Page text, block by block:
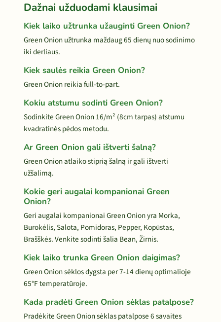
Dažnai užduodami klausimai
Kiek laiko užtrunka užauginti Green Onion?
Green Onion užtrunka maždaug 65 dienų nuo sodinimo
iki derliaus.
Kiek saulės reikia Green Onion?
Green Onion reikia full-to-part.
Kokiu atstumu sodinti Green Onion?
Sodinkite Green Onion 16/m² (8cm tarpas) atstumu
kvadratinės pėdos metodu.
Ar Green Onion gali ištverti šalną?
Green Onion atlaiko stiprią šalną ir gali ištverti
užšalimą.
Kokie geri augalai kompanionai Green
Onion?
Geri augalai kompanionai Green Onion yra Morka,
Burokėlis, Salota, Pomidoras, Pepper, Kopūstas,
Brašškės. Venkite sodinti šalia Bean, Žirnis.
Kiek laiko trunka Green Onion daigimas?
Green Onion sėklos dygsta per 7-14 dienų optimalioje
65°F temperatūroje.
Kada pradėti Green Onion sėklas patalpose?
Pradėkite Green Onion sėklas patalpose 6 savaites